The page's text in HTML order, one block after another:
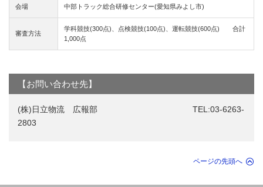
会場 中部トラック総合研修センター(愛知県みよし市)
審査方法
学科競技(300点)、点検競技(100点)、運転競技(600点) 合計
1,000点
【お問い合わせ先】
(株)日立物流 広報部 TEL:03-6263-
2803
ページの先頭へ